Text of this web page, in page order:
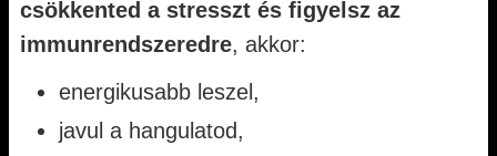
csökkented a stresszt és figyelsz az
immunrendszeredre, akkor:
energikusabb leszel,
javul a hangulatod,